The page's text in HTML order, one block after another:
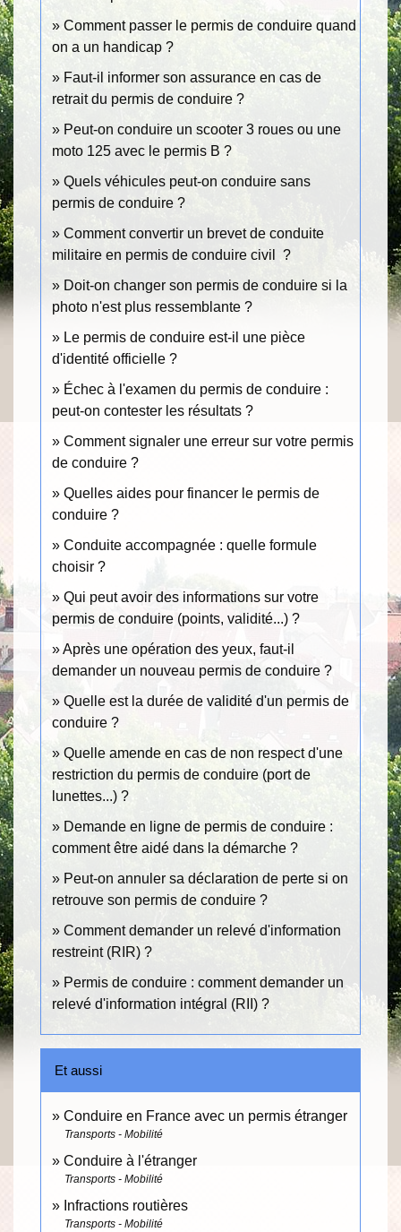
Comment passer le permis de conduire quand
on a un handicap ?
Faut-il informer son assurance en cas de
retrait du permis de conduire ?
Peut-on conduire un scooter 3 roues ou une
moto 125 avec le permis B ?
Quels véhicules peut-on conduire sans
permis de conduire ?
Comment convertir un brevet de conduite
militaire en permis de conduire civil ?
Doit-on changer son permis de conduire si la
photo n'est plus ressemblante ?
Le permis de conduire est-il une pièce
d'identité officielle ?
Échec à l'examen du permis de conduire :
peut-on contester les résultats ?
Comment signaler une erreur sur votre permis
de conduire ?
Quelles aides pour financer le permis de
conduire ?
Conduite accompagnée : quelle formule
choisir ?
Qui peut avoir des informations sur votre
permis de conduire (points, validité...) ?
Après une opération des yeux, faut-il
demander un nouveau permis de conduire ?
Quelle est la durée de validité d'un permis de
conduire ?
Quelle amende en cas de non respect d'une
restriction du permis de conduire (port de
lunettes...) ?
Demande en ligne de permis de conduire :
comment être aidé dans la démarche ?
Peut-on annuler sa déclaration de perte si on
retrouve son permis de conduire ?
Comment demander un relevé d'information
restreint (RIR) ?
Permis de conduire : comment demander un
relevé d'information intégral (RII) ?
Et aussi
Conduire en France avec un permis étranger
Transports - Mobilité
Conduire à l'étranger
Transports - Mobilité
Infractions routières
Transports - Mobilité